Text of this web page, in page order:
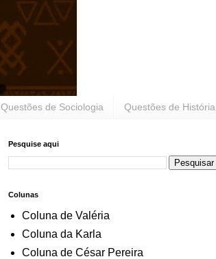
Questões de Sociologia Questões de História
Pesquise aqui
Colunas
Coluna de Valéria
Coluna da Karla
Coluna de César Pereira